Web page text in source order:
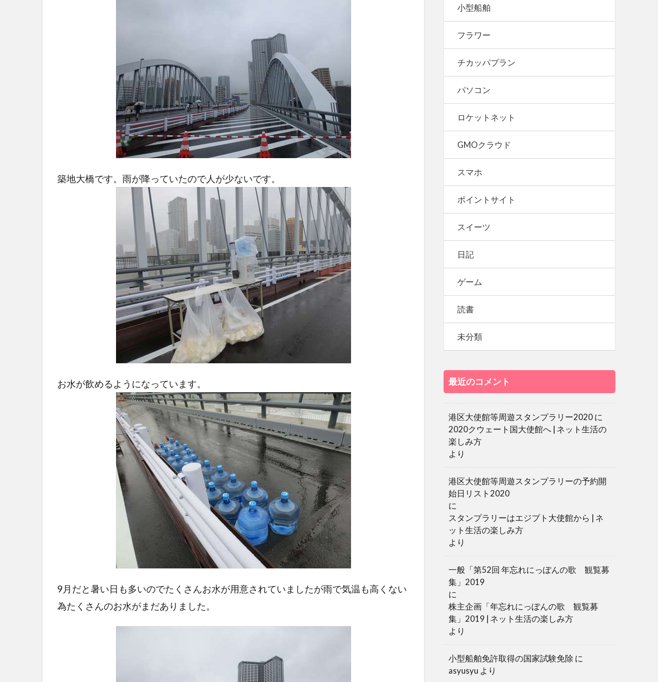
築地大橋です。雨が降っていたので人が少ないです。
お水が飲めるようになっています。
9月だと暑い日も多いのでたくさんお水が用意されていましたが雨で気温も高くない
為たくさんのお水がまだありました。
小型船舶
フラワー
チカッパプラン
パソコン
ロケットネット
GMOクラウド
スマホ
ポイントサイト
スイーツ
日記
ゲーム
読書
未分類
最近のコメント
港区大使館等周遊スタンプラリー2020に
2020クウェート国大使館へ | ネット生活の
楽しみ方
より
港区大使館等周遊スタンプラリーの予約開
始日リスト2020
に
スタンプラリーはエジプト大使館から | ネ
ット生活の楽しみ方
より
一般「第52回 年忘れにっぽんの歌 観覧募
集」2019
に
株主企画「年忘れにっぽんの歌 観覧募
集」2019 | ネット生活の楽しみ方
より
小型船舶免許取得の国家試験免除 に
asyusyu より